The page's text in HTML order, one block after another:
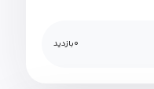
0بازدید